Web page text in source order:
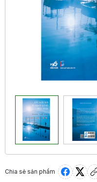
Chia sẻ sản phẩm